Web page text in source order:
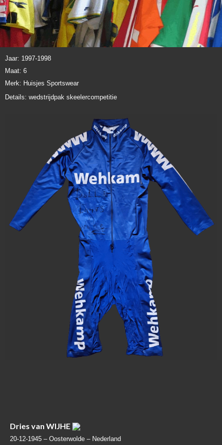
Jaar: 1997-1998
Maat: 6
Merk: Huisjes Sportswear
Details: wedstrijdpak skeelercompetitie
Dries van WIJHE
20-12-1945 – Oosterwolde – Nederland